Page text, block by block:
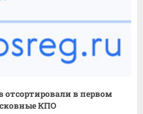
отсортировали в первом
КПО